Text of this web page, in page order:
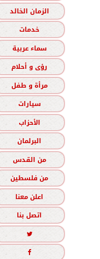
الزمان الخالد
خدمات
سماء عربية
رؤى و أحلام
مرأة و طفل
سيارات
الأحزاب
البرلمان
من القدس
من فلسطين
اعلن معنا
اتصل بنا

